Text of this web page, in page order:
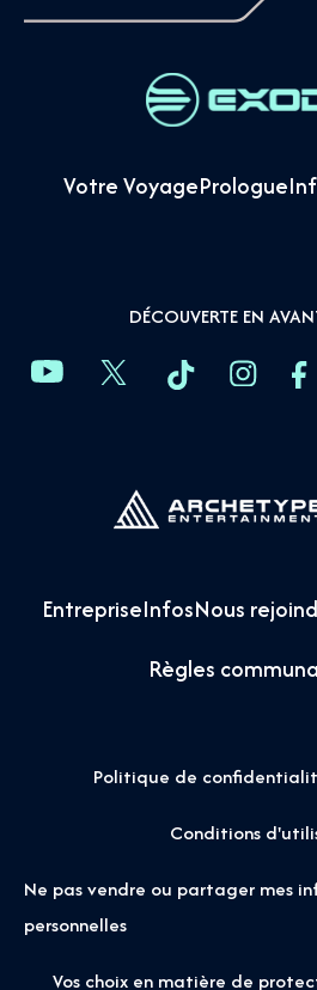
Votre VoyagePrologue
DÉCOUVERTE EN
EntrepriseInfosNous
Règles
Politique de
Conditions
Ne pas vendre ou partager mes
personnelles
Vos choix en matière de